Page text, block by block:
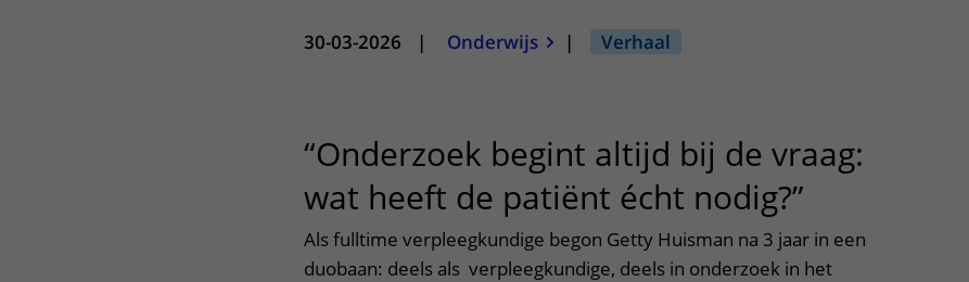
30-03-2026 | Onderwijs | Verhaal
“Onderzoek begint altijd bij de vraag:
wat heeft de patiënt écht nodig?”
Als fulltime verpleegkundige begon Getty Huisman na 3 jaar in een
duobaan: deels als verpleegkundige, deels in onderzoek in het